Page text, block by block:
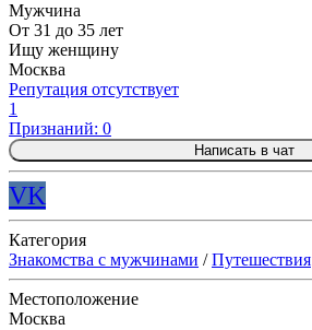
Мужчина
От 31 до 35 лет
Ищу женщину
Москва
Репутация отсутствует
1
Признаний: 0
Написать в чат
VK
Категория
Знакомства с мужчинами /Путешествия
Местоположение
Москва